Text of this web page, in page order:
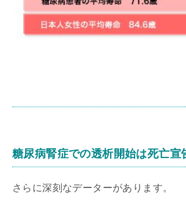
糖尿病腎症での透析開始は死亡宣
さらに深刻なデーターがあります。